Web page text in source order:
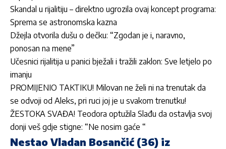
Skandal u rijalitiju – direktno ugrozila ovaj koncept programa:
Sprema se astronomska kazna
Džejla otvorila dušu o dečku: “Zgodan je i, naravno,
ponosan na mene”
Učesnici rijalitija u panici bježali i tražili zaklon: Sve letjelo po
imanju
PROMIJENIO TAKTIKU! Milovan ne želi ni na trenutak da
se odvoji od Aleks, pri ruci joj je u svakom trenutku!
ŽESTOKA SVAĐA! Teodora optužila Slađu da ostavlja svoj
donji veš gdje stigne: “Ne nosim gaće “
Nestao Vladan Bosančić (36) iz